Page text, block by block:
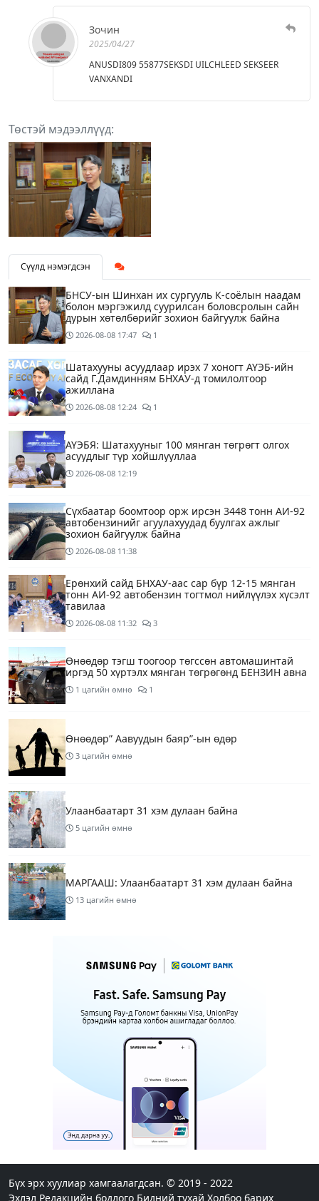
Зочин
2025/04/27
ANUSDI809 55877SEKSDI UILCHLEED SEKSEER
VANXANDI
Төстэй мэдээллүүд:
Сүүлд нэмэгдсэн
БНСУ-ын Шинхан их сургууль К-соёлын наадам
болон мэргэжилд суурилсан боловсролын сайн
дурын хөтөлбөрийг зохион байгуулж байна
2026-08-08 17:47 1
Шатахууны асуудлаар ирэх 7 хоногт АҮЭБ-ийн
сайд Г.Дамдинням БНХАУ-д томилолтоор
ажиллана
2026-08-08 12:24 1
АҮЭБЯ: Шатахууныг 100 мянган төгрөгт олгох
асуудлыг түр хойшлууллаа
2026-08-08 12:19
Сүхбаатар боомтоор орж ирсэн 3448 тонн АИ-92
автобензинийг агуулахуудад буулгах ажлыг
зохион байгуулж байна
2026-08-08 11:38
Ерөнхий сайд БНХАУ-аас сар бүр 12-15 мянган
тонн АИ-92 автобензин тогтмол нийлүүлэх хүсэлт
тавилаа
2026-08-08 11:32 3
Өнөөдөр тэгш тоогоор төгссөн автомашинтай
иргэд 50 хүртэлх мянган төгрөгөнд БЕНЗИН авна
1 цагийн өмнө 1
Өнөөдөр” Аавуудын баяр”-ын өдөр
3 цагийн өмнө
Улаанбаатарт 31 хэм дулаан байна
5 цагийн өмнө
МАРГААШ: Улаанбаатарт 31 хэм дулаан байна
13 цагийн өмнө
илрүүлэн шалгаж байна
Энэ сарын 9-13-ныг хүртэлх цаг агаарын
17 цагийн өмнө
Шатахуун дамлаж байгаа асуудалд ТЕГ-аас
холбогдох мэдээллийн дагуу шалгалтын
ажиллагааг эрчимжүүлж байна
20 цагийн өмнө 8
боломжоор хангана
Бүх эрх хуулиар хамгаалагдсан. © 2019 - 2022
Эхлэл Редакцийн бодлого Бидний тухай Холбоо барих